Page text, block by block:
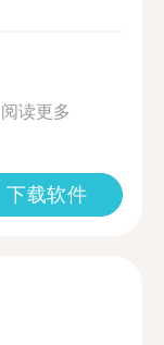
阅读更多
下载软件